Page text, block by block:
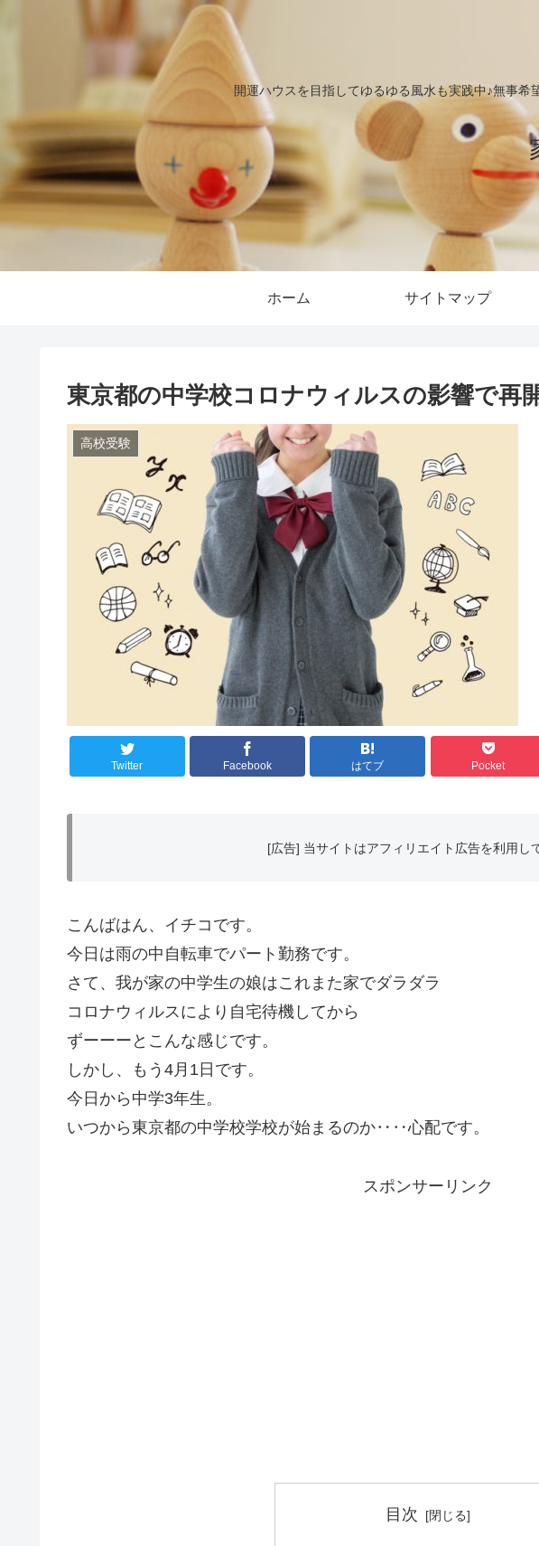
開運ハウスを目指してゆるゆる風水も実践中♪無事
ホーム サイトマップ
東京都の中学校コロナウィルスの影響で再
高校受験
Twitter Facebook はてブ Pocket
[広告] 当サイトはアフィリエイト広告を利用し
こんばはん、イチコです。
今日は雨の中自転車でパート勤務です。
さて、我が家の中学生の娘はこれまた家でダラダラ
コロナウィルスにより自宅待機してから
ずーーーとこんな感じです。
しかし、もう4月1日です。
今日から中学3年生。
いつから東京都の中学校学校が始まるのか‥‥心配です。
スポンサーリンク
目次